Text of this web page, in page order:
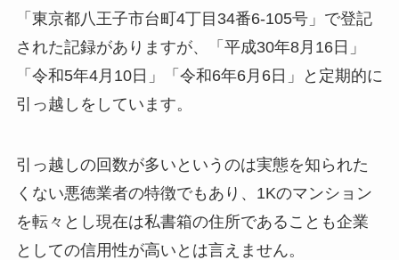
「東京都八王子市台町4丁目34番6-105号」で登記
された記録がありますが、「平成30年8月16日」
「令和5年4月10日」「令和6年6月6日」と定期的に
引っ越しをしています。
引っ越しの回数が多いというのは実態を知られた
くない悪徳業者の特徴でもあり、1Kのマンション
を転々とし現在は私書箱の住所であることも企業
としての信用性が高いとは言えません。